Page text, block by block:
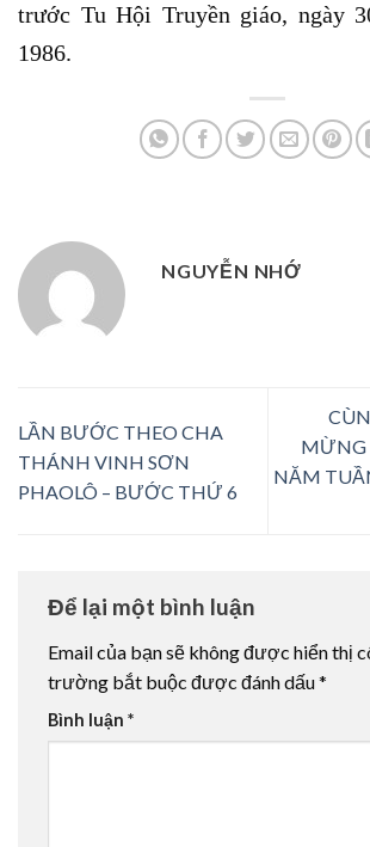
trước Tu Hội Truyền giáo, ngày
1986.
NGUYỄN NHỚ
LẦN BƯỚC THEO CHA
THÁNH VINH SƠN
PHAOLÔ – BƯỚC THỨ 6
MỪNG
NĂM
Để lại một bình luận
Email của bạn sẽ không được hiển thị
trường bắt buộc được đánh dấu*
Bình luận *